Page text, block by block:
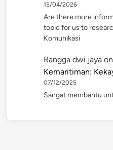
15/04/2026
Are there more
topic for us to
Komunikasi
Rangga dwi jaya on
Kemaritiman:
07/12/2025
Sangat membantu